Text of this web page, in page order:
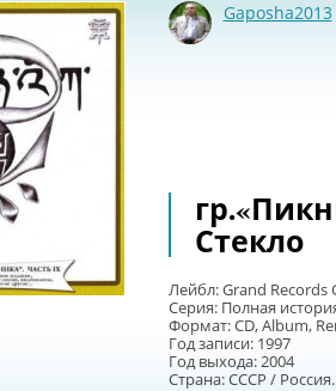
Gaposha2013
Стекло
Лейбл: Grand Records
Серия: Полная
Формат: CD, Album,
Год записи: 1997
Год выхода: 2004
Страна: СССР /